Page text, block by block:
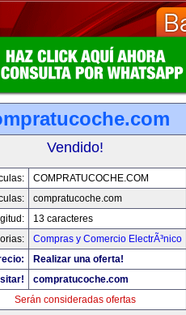
Vendido!
COMPRATUCOCHE.COM
compratucoche.com
13 caracteres
Compras y Comercio ElectrÃ³nico
Realizar una oferta!
compratucoche.com
Serán consideradas ofertas